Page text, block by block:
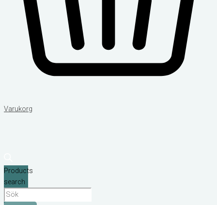
Varukorg
Products
search